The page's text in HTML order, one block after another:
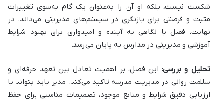
شکست نیست، بلکه او آن را به‌عنوان یک گام به‌سوی تغییرات
مثبت و فرصتی برای بازنگری در سیستم‌های مدیریتی می‌داند. در
نهایت، فصل با نگاهی به آینده و امیدواری برای بهبود شرایط
آموزشی و مدیریتی در مدارس به پایان می‌رسد.
تحلیل و بررسی:این فصل، بر اهمیت تعادل بین تعهد حرفه‌ای و
سلامت روانی در مدیریت مدرسه تاکید می‌کند. مدیر باید بتواند با
ارزیابی دقیق شرایط و منابع موجود، تصمیمات مناسبی برای حفظ